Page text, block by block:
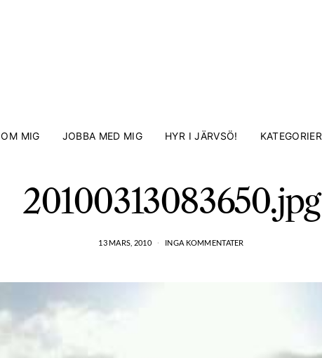
OM MIG JOBBA MED MIG HYR I JÄRVSÖ! KATEGORIER
20100313083650.jpg
13 MARS, 2010 INGA KOMMENTATER